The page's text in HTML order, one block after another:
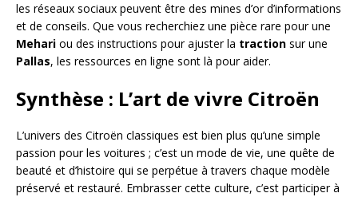
les réseaux sociaux peuvent être des mines d’or d’informations
et de conseils. Que vous recherchiez une pièce rare pour une
Mehari ou des instructions pour ajuster la traction sur une
Pallas, les ressources en ligne sont là pour aider.
Synthèse : L’art de vivre Citroën
L’univers des Citroën classiques est bien plus qu’une simple
passion pour les voitures ; c’est un mode de vie, une quête de
beauté et d’histoire qui se perpétue à travers chaque modèle
préservé et restauré. Embrasser cette culture, c’est participer à